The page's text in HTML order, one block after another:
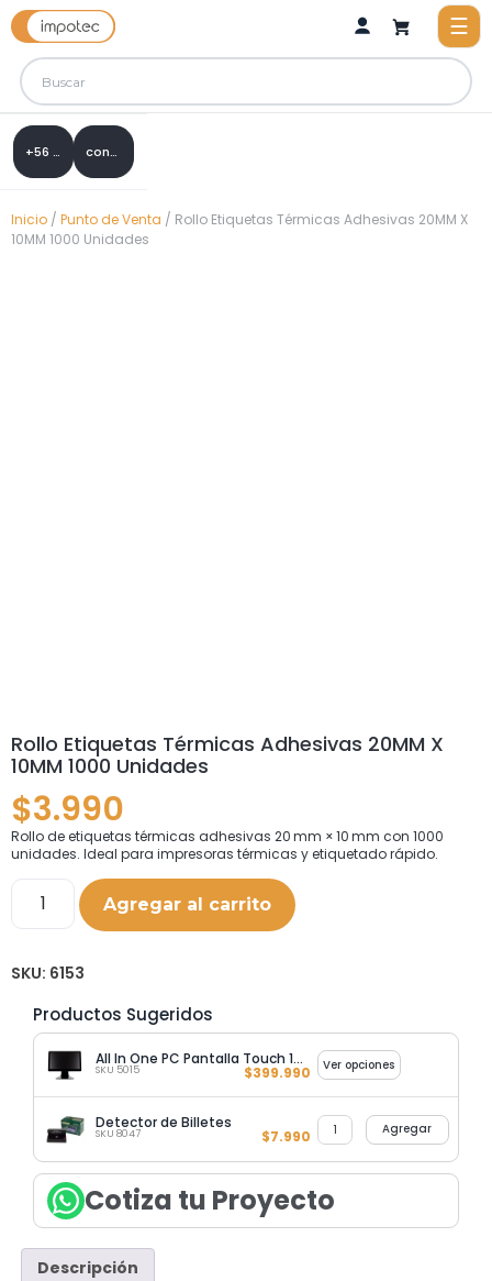
+56 9 8288 0307 contacto@impotec.cl
Inicio / Punto de Venta / Rollo Etiquetas Térmicas Adhesivas 20MM X
10MM 1000 Unidades
Rollo Etiquetas Térmicas Adhesivas 20MM X
10MM 1000 Unidades
$3.990
Rollo de etiquetas térmicas adhesivas 20 mm × 10 mm con 1000
unidades. Ideal para impresoras térmicas y etiquetado rápido.
Agregar al carrito
SKU: 6153
Productos Sugeridos
All In One PC Pantalla Touch 15,6 Pulgadas Procesador I5 3RA Generación
SKU 5015 $399.990 Ver opciones
Detector de Billetes
SKU 8047 $7.990 Agregar
Cotiza tu Proyecto
Descripción